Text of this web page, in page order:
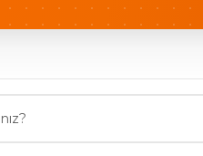
KARGO HIZLI KARGO